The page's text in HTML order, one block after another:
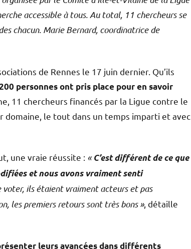
accessible à tous. Au total, 11 chercheurs se
chacun. Marie Bernard, coordinatrice de
de Rennes le 17 juin dernier. Qu’ils
personnes ont pris place pour en savoir
11 chercheurs financés par la Ligue contre le
domaine, le tout dans un temps imparti et avec
une vraie réussite : «C’est différent de ce que
et nous avons vraiment senti
voter, ils étaient vraiment acteurs et pas
les premiers retours sont très bons », détaille
leurs avancées dans différents